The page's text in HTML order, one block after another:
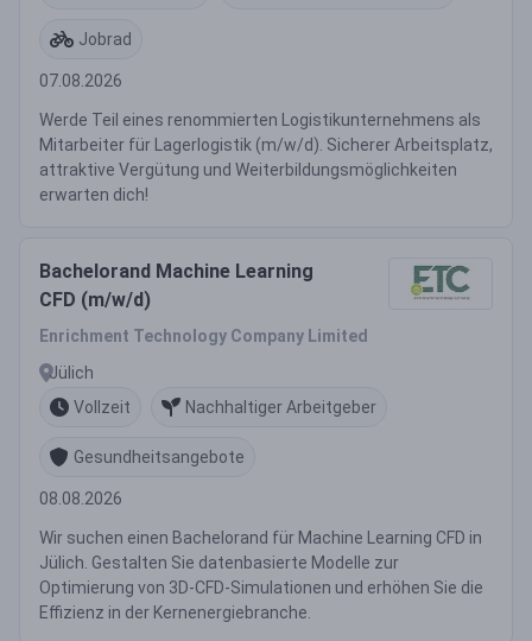
Jobrad
07.08.2026
Werde Teil eines renommierten Logistikunternehmens als
Mitarbeiter für Lagerlogistik (m/w/d). Sicherer Arbeitsplatz,
attraktive Vergütung und Weiterbildungsmöglichkeiten
erwarten dich!
Bachelorand Machine Learning
CFD (m/w/d)
Enrichment Technology Company Limited
Jülich
Vollzeit
Nachhaltiger Arbeitgeber
Gesundheitsangebote
08.08.2026
Wir suchen einen Bachelorand für Machine Learning CFD in
Jülich. Gestalten Sie datenbasierte Modelle zur
Optimierung von 3D-CFD-Simulationen und erhöhen Sie die
Effizienz in der Kernenergiebranche.